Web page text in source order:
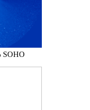
دوربین میدان دید باز SOHO